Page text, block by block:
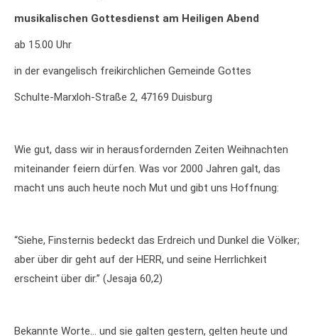
musikalischen Gottesdienst am Heiligen Abend
ab 15.00 Uhr
in der evangelisch freikirchlichen Gemeinde Gottes
Schulte-Marxloh-Straße 2, 47169 Duisburg
Wie gut, dass wir in herausfordernden Zeiten Weihnachten
miteinander feiern dürfen. Was vor 2000 Jahren galt, das
macht uns auch heute noch Mut und gibt uns Hoffnung:
“Siehe, Finsternis bedeckt das Erdreich und Dunkel die Völker;
aber über dir geht auf der HERR, und seine Herrlichkeit
erscheint über dir.” (Jesaja 60,2)
Bekannte Worte… und sie galten gestern, gelten heute und